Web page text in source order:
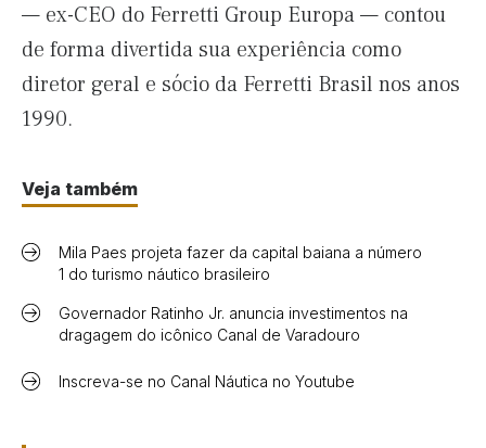
— ex-CEO do Ferretti Group Europa — contou
de forma divertida sua experiência como
diretor geral e sócio da Ferretti Brasil nos anos
1990.
Veja também
Mila Paes projeta fazer da capital baiana a número
1 do turismo náutico brasileiro
Governador Ratinho Jr. anuncia investimentos na
dragagem do icônico Canal de Varadouro
Inscreva-se no Canal Náutica no Youtube